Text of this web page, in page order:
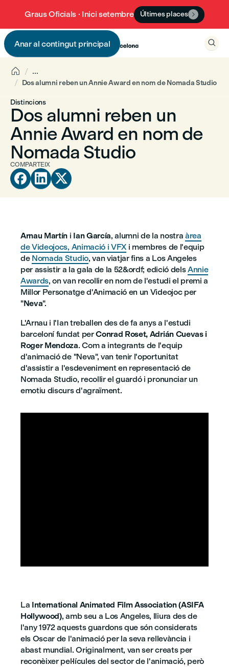
Graus Oficials · Inici setembre Últimes places 
Anar al contingut principal
 
 ...
Dos alumni reben un Annie Award en nom de Nomada Studio
Distincions
Dos alumni reben un
Annie Award en nom de
Nomada Studio
COMPARTEIX
  
Arnau Martín i Ian García, alumni de la nostra àrea
de Videojocs, Animació i VFX i membres de l'equip
de Nomada Studio, van viatjar fins a Los Angeles
per assistir a la gala de la 52&ordf; edició delsAnnie
Awards, on van recollir en nom de l'estudi el premi a
Millor Personatge d'Animació en un Videojoc per
"Neva".
L'Arnau i l'Ian treballen des de fa anys a l'estudi
barceloní fundat perConrad Roset, Adrián Cuevas i
Roger Mendoza. Com a integrants de l'equip
d'animació de "Neva", van tenir l'oportunitat
d'assistir a l'esdeveniment en representació de
Nomada Studio, recollir el guardó i pronunciar un
emotiu discurs d'agraïment.
La International Animated Film Association (ASIFA
Hollywood), amb seu a Los Angeles, lliura des de
l'any 1972 aquests guardons que són considerats
els Oscar de l'animació per la seva rellevància i
abast mundial. Originalment, van ser creats per
reconèixer pel·lícules del sector de l'animació, però